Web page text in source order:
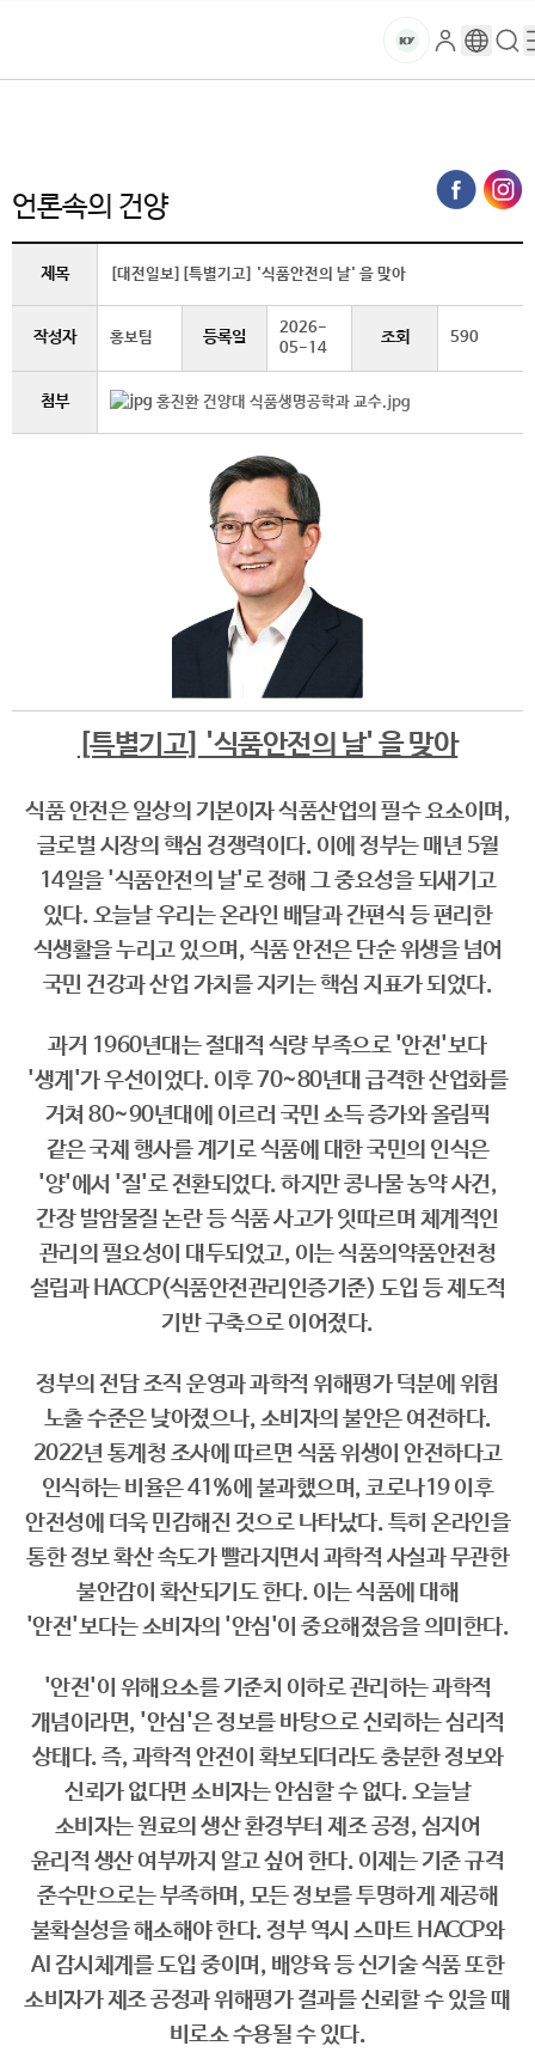
건
대
학
교
마
로
그
구
글
검
색
메
뉴
언론속의 건양
제목 [대전일보][특별기고] '식품안전의 날' 을 맞아
작성자 홍보팀 등록일
2026-
05-14
조회 590
첨부 홍진환 건양대 식품생명공학과 교수.jpg
[특별기고] '식품안전의 날' 을 맞아
식품 안전은 일상의 기본이자 식품산업의 필수 요소이며,
글로벌 시장의 핵심 경쟁력이다. 이에 정부는 매년 5월
14일을 '식품안전의 날'로 정해 그 중요성을 되새기고
있다. 오늘날 우리는 온라인 배달과 간편식 등 편리한
식생활을 누리고 있으며, 식품 안전은 단순 위생을 넘어
국민 건강과 산업 가치를 지키는 핵심 지표가 되었다.
과거 1960년대는 절대적 식량 부족으로 '안전'보다
'생계'가 우선이었다. 이후 70~80년대 급격한 산업화를
거쳐 80~90년대에 이르러 국민 소득 증가와 올림픽
같은 국제 행사를 계기로 식품에 대한 국민의 인식은
'양'에서 '질'로 전환되었다. 하지만 콩나물 농약 사건,
간장 발암물질 논란 등 식품 사고가 잇따르며 체계적인
관리의 필요성이 대두되었고, 이는 식품의약품안전청
설립과 HACCP(식품안전관리인증기준) 도입 등 제도적
기반 구축으로 이어졌다.
정부의 전담 조직 운영과 과학적 위해평가 덕분에 위험
노출 수준은 낮아졌으나, 소비자의 불안은 여전하다.
2022년 통계청 조사에 따르면 식품 위생이 안전하다고
인식하는 비율은 41%에 불과했으며, 코로나19 이후
안전성에 더욱 민감해진 것으로 나타났다. 특히 온라인을
통한 정보 확산 속도가 빨라지면서 과학적 사실과 무관한
불안감이 확산되기도 한다. 이는 식품에 대해
'안전'보다는 소비자의 '안심'이 중요해졌음을 의미한다.
'안전'이 위해요소를 기준치 이하로 관리하는 과학적
개념이라면, '안심'은 정보를 바탕으로 신뢰하는 심리적
상태다. 즉, 과학적 안전이 확보되더라도 충분한 정보와
신뢰가 없다면 소비자는 안심할 수 없다. 오늘날
소비자는 원료의 생산 환경부터 제조 공정, 심지어
윤리적 생산 여부까지 알고 싶어 한다. 이제는 기준 규격
준수만으로는 부족하며, 모든 정보를 투명하게 제공해
불확실성을 해소해야 한다. 정부 역시 스마트 HACCP와
AI 감시체계를 도입 중이며, 배양육 등 신기술 식품 또한
소비자가 제조 공정과 위해평가 결과를 신뢰할 수 있을 때
비로소 수용될 수 있다.